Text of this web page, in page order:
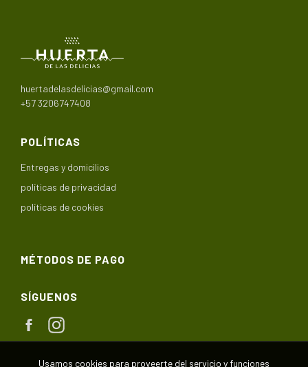
huertadelasdelicias@gmail.com
+57 3206747408
POLÍTICAS
Entregas y domicilios
políticas de privacidad
políticas de cookies
MÉTODOS DE PAGO
SÍGUENOS
FacebookInstagram
Usamos cookies para proveerte del servicio y funciones